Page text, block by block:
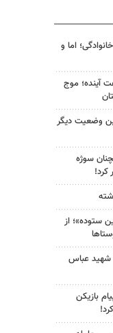
اما و
کشور در ۷۲ ساعت آینده؛ موج
وضعیت دیگر
سوژه
کرد!
ستوده»؛ از
شهید عباس
بازیکن